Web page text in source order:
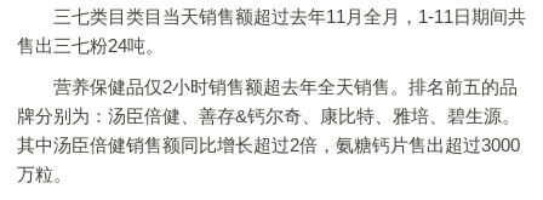
三七类目类目当天销售额超过去年11月全月，1-11日期间共
售出三七粉24吨。
营养保健品仅2小时销售额超去年全天销售。排名前五的品
牌分别为：汤臣倍健、善存&钙尔奇、康比特、雅培、碧生源。
其中汤臣倍健销售额同比增长超过2倍，氨糖钙片售出超过3000
万粒。